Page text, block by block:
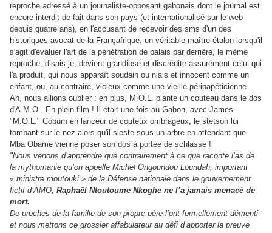
reproche adressé à un journaliste-opposant gabonais dont le journal est
encore interdit de fait dans son pays (et internationalisé sur le web
depuis quatre ans), en l'accusant de recevoir des sms d'un des
historiques avocat de la Françafrique, un véritable maître-étalon lorsqu'il
s'agit d'évaluer l'art de la pénétration de palais par derrière, le même
reproche, disais-je, devient grandiose et discrédite assurément celui qui
l'a produit, qui nous apparaît soudain ou niais et innocent comme un
enfant, ou, au contraire, vicieux comme une vieille péripapéticienne.
Ah, nous allions oublier : en plus, M.O.L. plante un couteau dans le dos
d'A.M.O.. En plein film ! Il était une fois au Gabon, avec James
"M.O.L." Coburn en lanceur de couteux ombrageux, le stetson lui
tombant sur le nez alors qu'il sieste sous un arbre en attendant que
Mba Obame vienne poser son dos à portée de schlasse !
"Nous venons d’apprendre que contrairement à ce que raconte l’as de
la mythomanie qu’on appelle Michel Ongoundou Loundah, important
« ministre moutouki » de la Défense nationale dans le gouvernement
fictif d’AMO, Raphaël Ntoutoume Nkoghe ne l’a jamais menacé de
mort.
De proches de la famille de son propre père l’ont formellement démenti
et nous mettons ce grossier affabulateur au défi d’apporter la preuve